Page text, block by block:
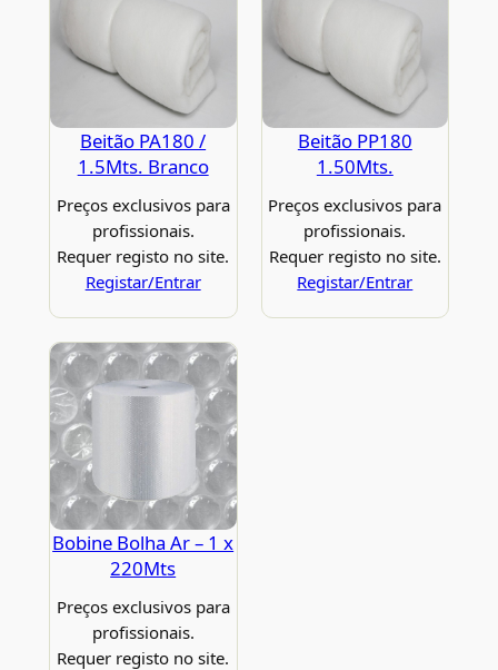
Beitão PA180 /
1.5Mts. Branco
Preços exclusivos para
profissionais.
Requer registo no site.
Registar/Entrar
Beitão PP180
1.50Mts.
Preços exclusivos para
profissionais.
Requer registo no site.
Registar/Entrar
Bobine Bolha Ar – 1 x
220Mts
Preços exclusivos para
profissionais.
Requer registo no site.